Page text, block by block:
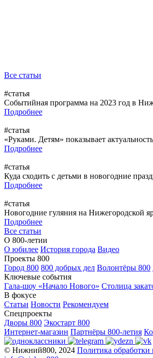
Все статьи
#статья
Событийная программа на 2023 год в
Подробнее
#статья
«Руками. Детям» показывает
Подробнее
#статья
Куда сходить с детьми в новогодние
Подробнее
#статья
Новогодние гуляния на Нижегородской
Подробнее
Все статьи
О 800-летии
О юбилее История города Видео
Проекты 800
Город 800 800 добрых дел Волонтёры 800
Ключевые события
Гала-шоу «Начало Нового» Столица
В фокусе
Статьи Новости Рекомендуем
Спецпроекты
Дворы 800 Экостарт 800
Интернет-магазин Партнёры 800-летия
© Нижний800, 2024 Политика